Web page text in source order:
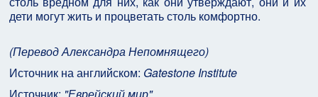
дети могут жить и процветать столь комфортно.
(Перевод Александра Непомнящего)
Источник на английском: Gatestone Institute